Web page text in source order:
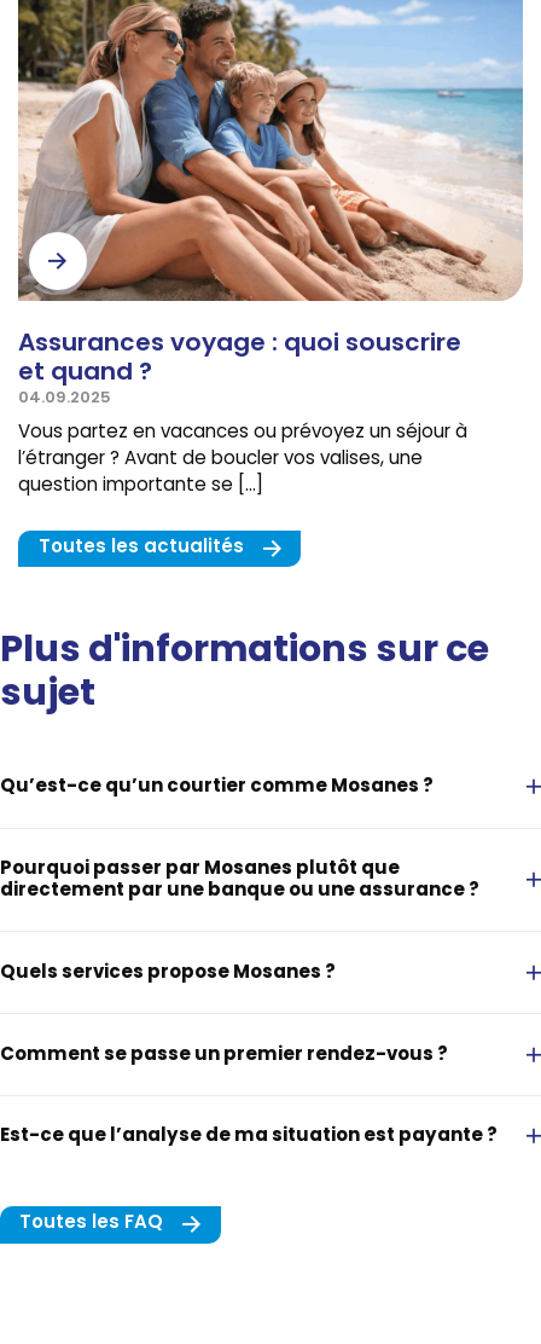
Assurances voyage : quoi souscrire
et quand ?
04.09.2025
Vous partez en vacances ou prévoyez un séjour à
l’étranger ? Avant de boucler vos valises, une
question importante se […]
Toutes les actualités
Plus d'informations sur ce
sujet
Qu’est-ce qu’un courtier comme Mosanes ?
Pourquoi passer par Mosanes plutôt que
directement par une banque ou une assurance ?
Quels services propose Mosanes ?
Assurances : pour protéger ce qui compte pour vous
Placements : pour faire évoluer votre épargne
Comment se passe un premier rendez-vous ?
Est-ce que l’analyse de ma situation est payante ?
Toutes les FAQ